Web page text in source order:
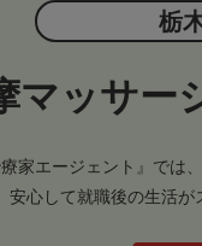
栃
マッサー
療家エージェント』では
心して就職後の生活